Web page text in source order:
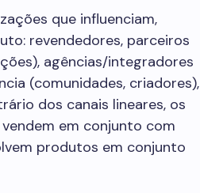
que influenciam,
revendedores, parceiros
agências/integradores
(comunidades, criadores),
dos canais lineares, os
em conjunto com
produtos em conjunto